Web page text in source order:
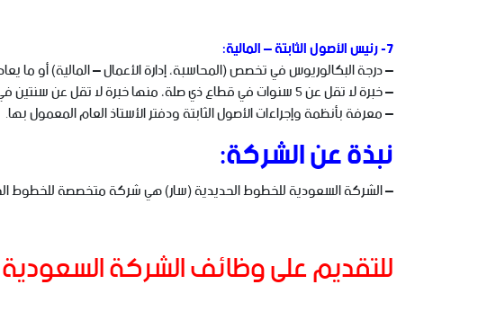
7- رئيس الأصول الثابتة – المالية:
– درجة البكالوريوس في تخصص (المحاسبة، إدارة الأعمال – المالية) أو ما
– خبرة لا تقل عن 5 سنوات في قطاع ذي صلة، منها خبرة لا تقل عن سنتين في مجال الأصول الثابتة.
– معرفة بأنظمة وإجراءات الأصول الثابتة ودفتر الأستاذ العام المعمول بها.
نبذة عن الشركة:
– الشركة السعودية للخطوط الحديدية (سار) هي شركة متخصصة للخطوط
للتقديم على وظائف الشركة